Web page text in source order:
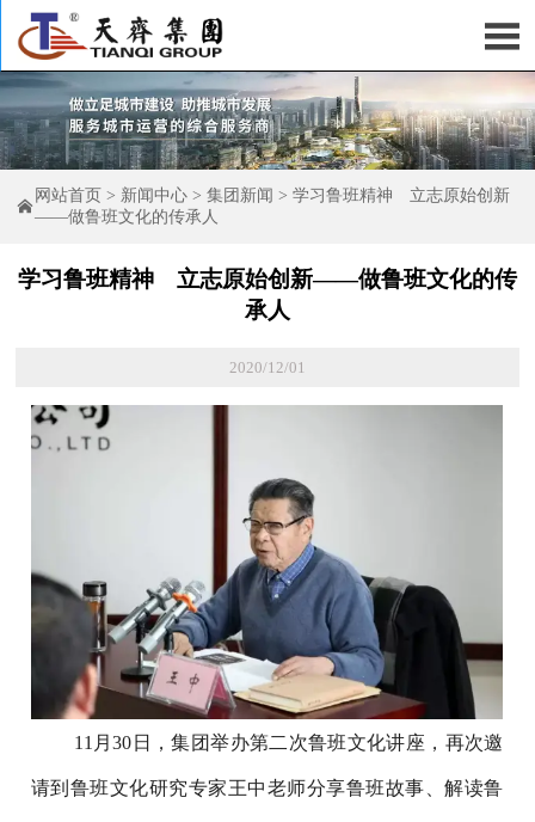


网站首页 > 新闻中心 > 集团新闻 > 学习鲁班精神 立志原始创新
——做鲁班文化的传承人
学习鲁班精神 立志原始创新——做鲁班文化的传
承人
2020/12/01
11月30日，集团举办第二次鲁班文化讲座，再次邀
请到鲁班文化研究专家王中老师分享鲁班故事、解读鲁